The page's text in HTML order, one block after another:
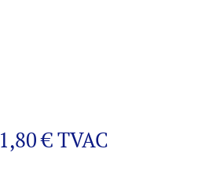
1,80€TVAC